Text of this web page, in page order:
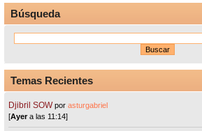
Búsqueda
Temas Recientes
Djibril SOW porasturgabriel
[Ayera las 11:14]